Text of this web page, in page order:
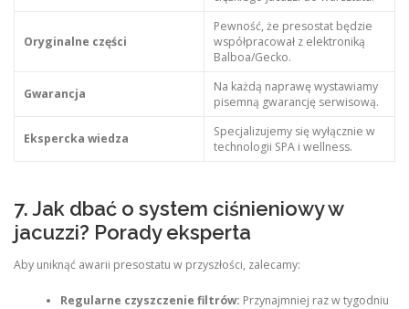
Oryginalne części
Pewność, że presostat będzie
współpracował z elektroniką
Balboa/Gecko.
Gwarancja
Na każdą naprawę wystawiamy
pisemną gwarancję serwisową.
Ekspercka wiedza
Specjalizujemy się wyłącznie w
technologii SPA i wellness.
7. Jak dbać o system ciśnieniowy w
jacuzzi? Porady eksperta
Aby uniknąć awarii presostatu w przyszłości, zalecamy:
Regularne czyszczenie filtrów: Przynajmniej raz w tygodniu